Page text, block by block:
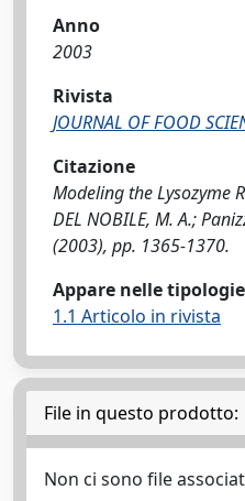
Anno
2003
Rivista
JOURNAL OF FOOD
Citazione
Modeling the Lysozyme
DEL NOBILE, M. A.;
(2003), pp. 1365-1370.
Appare nelle
1.1 Articolo in rivista
File in questo prodotto:
Non ci sono file